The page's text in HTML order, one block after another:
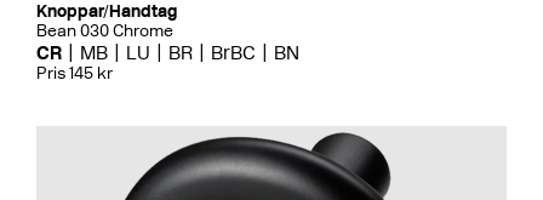
Knoppar/Handtag
Bean 030 Chrome
CR MB LU BR BrBC BN
Pris 145 kr